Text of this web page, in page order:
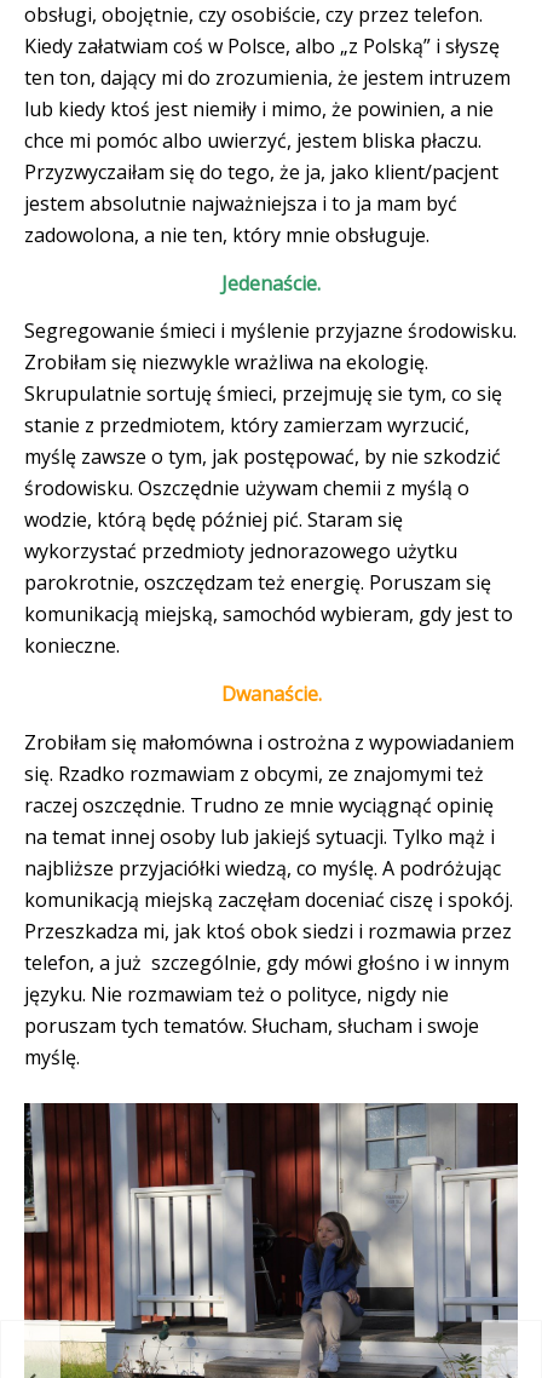
obsługi, obojętnie, czy osobiście, czy przez telefon.
Kiedy załatwiam coś w Polsce, albo „z Polską” i słyszę
ten ton, dający mi do zrozumienia, że jestem intruzem
lub kiedy ktoś jest niemiły i mimo, że powinien, a nie
chce mi pomóc albo uwierzyć, jestem bliska płaczu.
Przyzwyczaiłam się do tego, że ja, jako klient/pacjent
jestem absolutnie najważniejsza i to ja mam być
zadowolona, a nie ten, który mnie obsługuje.
Jedenaście.
Segregowanie śmieci i myślenie przyjazne środowisku.
Zrobiłam się niezwykle wrażliwa na ekologię.
Skrupulatnie sortuję śmieci, przejmuję sie tym, co się
stanie z przedmiotem, który zamierzam wyrzucić,
myślę zawsze o tym, jak postępować, by nie szkodzić
środowisku. Oszczędnie używam chemii z myślą o
wodzie, którą będę później pić. Staram się
wykorzystać przedmioty jednorazowego użytku
parokrotnie, oszczędzam też energię. Poruszam się
komunikacją miejską, samochód wybieram, gdy jest to
konieczne.
Dwanaście.
Zrobiłam się małomówna i ostrożna z wypowiadaniem
się. Rzadko rozmawiam z obcymi, ze znajomymi też
raczej oszczędnie. Trudno ze mnie wyciągnąć opinię
na temat innej osoby lub jakiejś sytuacji. Tylko mąż i
najbliższe przyjaciółki wiedzą, co myślę. A podróżując
komunikacją miejską zaczęłam doceniać ciszę i spokój.
Przeszkadza mi, jak ktoś obok siedzi i rozmawia przez
telefon, a już szczególnie, gdy mówi głośno i w innym
języku. Nie rozmawiam też o polityce, nigdy nie
poruszam tych tematów. Słucham, słucham i swoje
myślę.